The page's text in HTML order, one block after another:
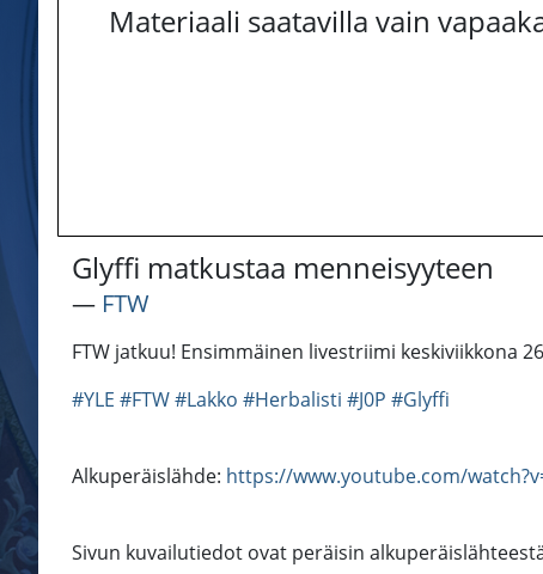
Materiaali saatavilla vain
Glyffi matkustaa menneisyyteen
― FTW
FTW jatkuu! Ensimmäinen livestriimi keskiviikkona
#YLE #FTW#Lakko #Herbalisti #J0P #Glyffi
Alkuperäislähde: https://www.youtube.com/
Sivun kuvailutiedot ovat peräisin